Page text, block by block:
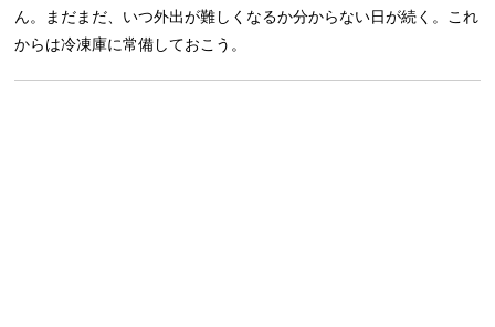
ん。まだまだ、いつ外出が難しくなるか分からない日が続く。これ
からは冷凍庫に常備しておこう。